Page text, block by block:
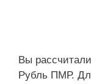
Вы
Рубль ПМР.